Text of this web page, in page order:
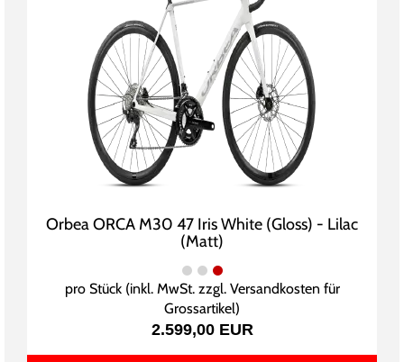
Orbea ORCA M30 47 Iris White (Gloss) - Lilac
(Matt)
pro Stück (inkl. MwSt. zzgl. Versandkosten für
Grossartikel)
2.599,00 EUR